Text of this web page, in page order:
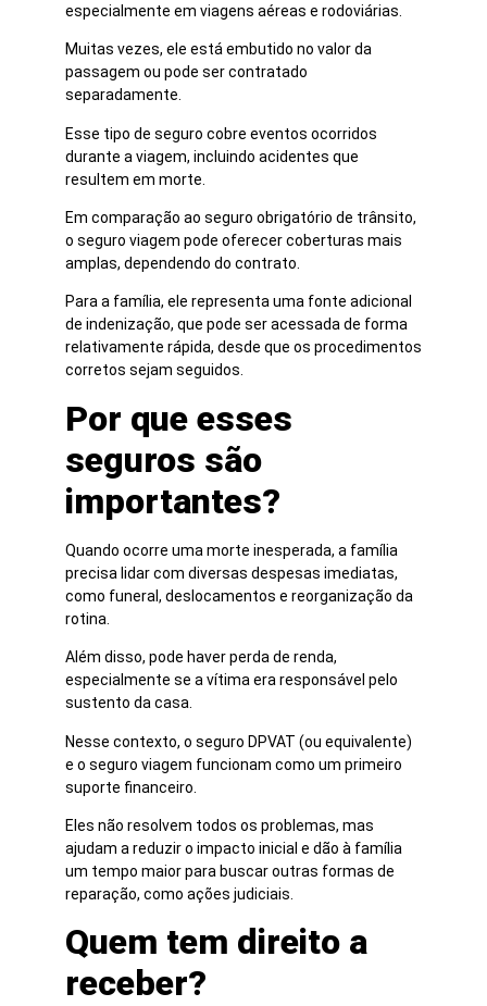
especialmente em viagens aéreas e rodoviárias.
Muitas vezes, ele está embutido no valor da
passagem ou pode ser contratado
separadamente.
Esse tipo de seguro cobre eventos ocorridos
durante a viagem, incluindo acidentes que
resultem em morte.
Em comparação ao seguro obrigatório de trânsito,
o seguro viagem pode oferecer coberturas mais
amplas, dependendo do contrato.
Para a família, ele representa uma fonte adicional
de indenização, que pode ser acessada de forma
relativamente rápida, desde que os procedimentos
corretos sejam seguidos.
Por que esses
seguros são
importantes?
Quando ocorre uma morte inesperada, a família
precisa lidar com diversas despesas imediatas,
como funeral, deslocamentos e reorganização da
rotina.
Além disso, pode haver perda de renda,
especialmente se a vítima era responsável pelo
sustento da casa.
Nesse contexto, o seguro DPVAT (ou equivalente)
e o seguro viagem funcionam como um primeiro
suporte financeiro.
Eles não resolvem todos os problemas, mas
ajudam a reduzir o impacto inicial e dão à família
um tempo maior para buscar outras formas de
reparação, como ações judiciais.
Quem tem direito a
receber?